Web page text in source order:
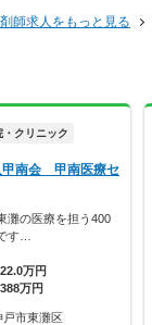
師求人をもっと見る
・クリニック
甲南会 甲南医療セ
灘の医療を担う400
す…
万円
万円
戸市東灘区